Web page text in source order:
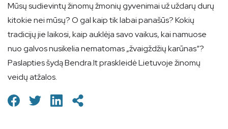
Mūsų sudievintų žinomų žmonių gyvenimai už uždarų durų
kitokie nei mūsų? O gal kaip tik labai panašūs? Kokių
tradicijų jie laikosi, kaip auklėja savo vaikus, kai namuose
nuo galvos nusikelia nematomas „žvaigždžių karūnas“?
Paslapties šydą Bendra.lt praskleidė Lietuvoje žinomų
veidų atžalos.